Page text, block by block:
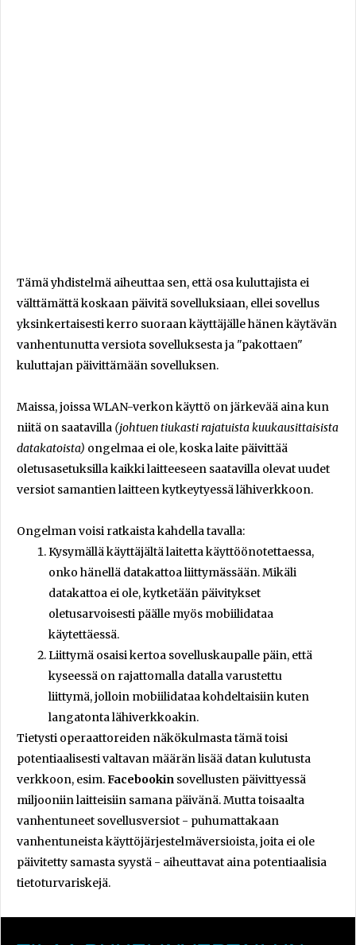
Tämä yhdistelmä aiheuttaa sen, että osa kuluttajista ei
välttämättä koskaan päivitä sovelluksiaan, ellei sovellus
yksinkertaisesti kerro suoraan käyttäjälle hänen käytävän
vanhentunutta versiota sovelluksesta ja "pakottaen"
kuluttajan päivittämään sovelluksen.
Maissa, joissa WLAN-verkon käyttö on järkevää aina kun
niitä on saatavilla (johtuen tiukasti rajatuista kuukausittaisista
datakatoista) ongelmaa ei ole, koska laite päivittää
oletusasetuksilla kaikki laitteeseen saatavilla olevat uudet
versiot samantien laitteen kytkeytyessä lähiverkkoon.
Ongelman voisi ratkaista kahdella tavalla:
Kysymällä käyttäjältä laitetta käyttöönotettaessa,
onko hänellä datakattoa liittymässään. Mikäli
datakattoa ei ole, kytketään päivitykset
oletusarvoisesti päälle myös mobiilidataa
käytettäessä.
Liittymä osaisi kertoa sovelluskaupalle päin, että
kyseessä on rajattomalla datalla varustettu
liittymä, jolloin mobiilidataa kohdeltaisiin kuten
langatonta lähiverkkoakin.
Tietysti operaattoreiden näkökulmasta tämä toisi
potentiaalisesti valtavan määrän lisää datan kulutusta
verkkoon, esim.Facebookin sovellusten päivittyessä
miljooniin laitteisiin samana päivänä. Mutta toisaalta
vanhentuneet sovellusversiot - puhumattakaan
vanhentuneista käyttöjärjestelmäversioista, joita ei ole
päivitetty samasta syystä - aiheuttavat aina potentiaalisia
tietoturvariskejä.